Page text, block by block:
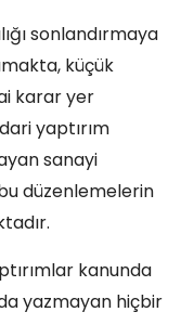
sonlandırmaya
küçük
karar yer
yaptırım
sanayi
düzenlemelerin
kanunda
yazmayan hiçbir